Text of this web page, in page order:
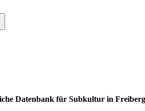
Datenbank für Subkultur in